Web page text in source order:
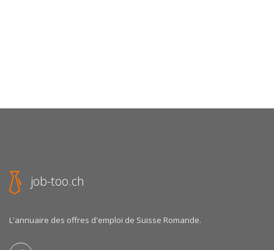
job-too.ch
L'annuaire des offres d'emploi de Suisse Romande.